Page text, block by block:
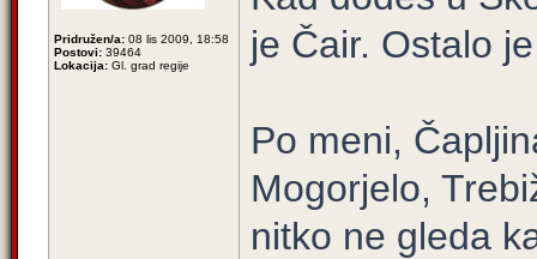
Pridružen/a: 08 lis 2009, 18:58
Postovi: 39464
Lokacija: Gl. grad regije
je Čair. Ostalo
Po meni,
Mogorjelo,
nitko ne gleda